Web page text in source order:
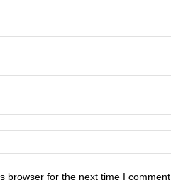
browser for the next time I comment.